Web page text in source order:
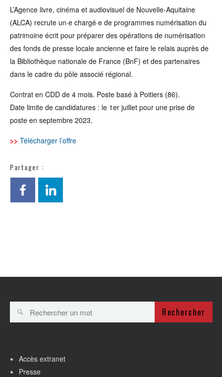
L’Agence livre, cinéma et audiovisuel de Nouvelle-Aquitaine
(ALCA) recrute un·e chargé·e de programmes numérisation du
patrimoine écrit pour préparer des opérations de numérisation
des fonds de presse locale ancienne et faire le relais auprès de
la Bibliothèque nationale de France (BnF) et des partenaires
dans le cadre du pôle associé régional.
Contrat en CDD de 4 mois. Poste basé à Poitiers (86).
Date limite de candidatures : le 1er juillet pour une prise de
poste en septembre 2023.
>> Télécharger l’offre
Partager :
Rechercher
Accès extranet
Presse